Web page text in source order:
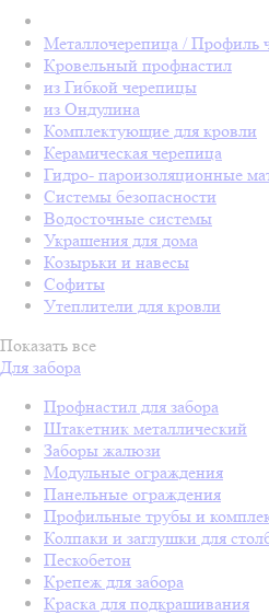
Металлочерепица / Профиль
Кровельный профнастил
из Гибкой черепицы
из Ондулина
Комплектующие для кровли
Керамическая черепица
Гидро- пароизоляционные
Системы безопасности
Водосточные системы
Украшения для дома
Козырьки и навесы
Софиты
Утеплители для кровли
Показать все
Для забора
Профнастил для забора
Штакетник металлический
Заборы жалюзи
Модульные ограждения
Панельные ограждения
Профильные трубы и
Колпаки и заглушки для
Пескобетон
Крепеж для забора
Краска для подкрашивания